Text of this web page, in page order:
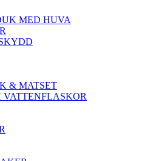
MED HUVA
& MATSET
VATTENFLASKOR